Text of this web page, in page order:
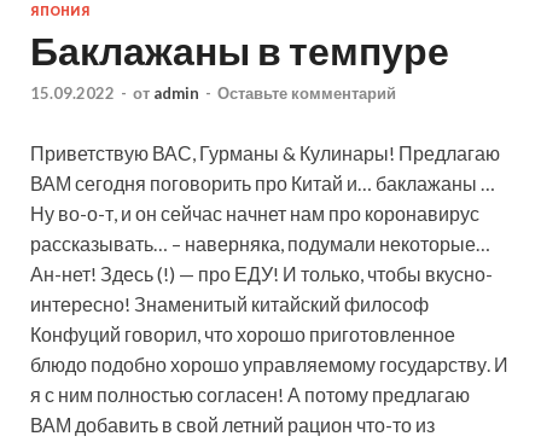
ЯПОНИЯ
Баклажаны в темпуре
15.09.2022 - от admin - Оставьте комментарий
Приветствую ВАС, Гурманы & Кулинары! Предлагаю
ВАМ сегодня поговорить про Китай и… баклажаны …
Ну во-о-т, и он сейчас начнет нам про коронавирус
рассказывать… – наверняка, подумали некоторые…
Ан-нет! Здесь (!) — про ЕДУ! И только, чтобы вкусно-
интересно! Знаменитый китайский философ
Конфуций говорил, что хорошо приготовленное
блюдо подобно хорошо управляемому государству. И
я с ним полностью согласен! А потому предлагаю
ВАМ добавить в свой летний рацион что-то из